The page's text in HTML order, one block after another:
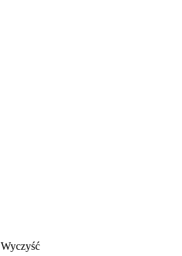
Wyczyść